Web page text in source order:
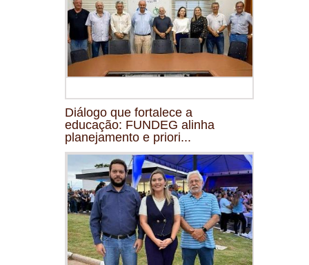
Diálogo que fortalece a
educação: FUNDEG alinha
planejamento e priori...